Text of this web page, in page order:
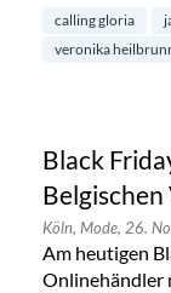
calling gloria
veronika
Black
Köln, Mode, 26.
Am heutigen
Onlinehändler